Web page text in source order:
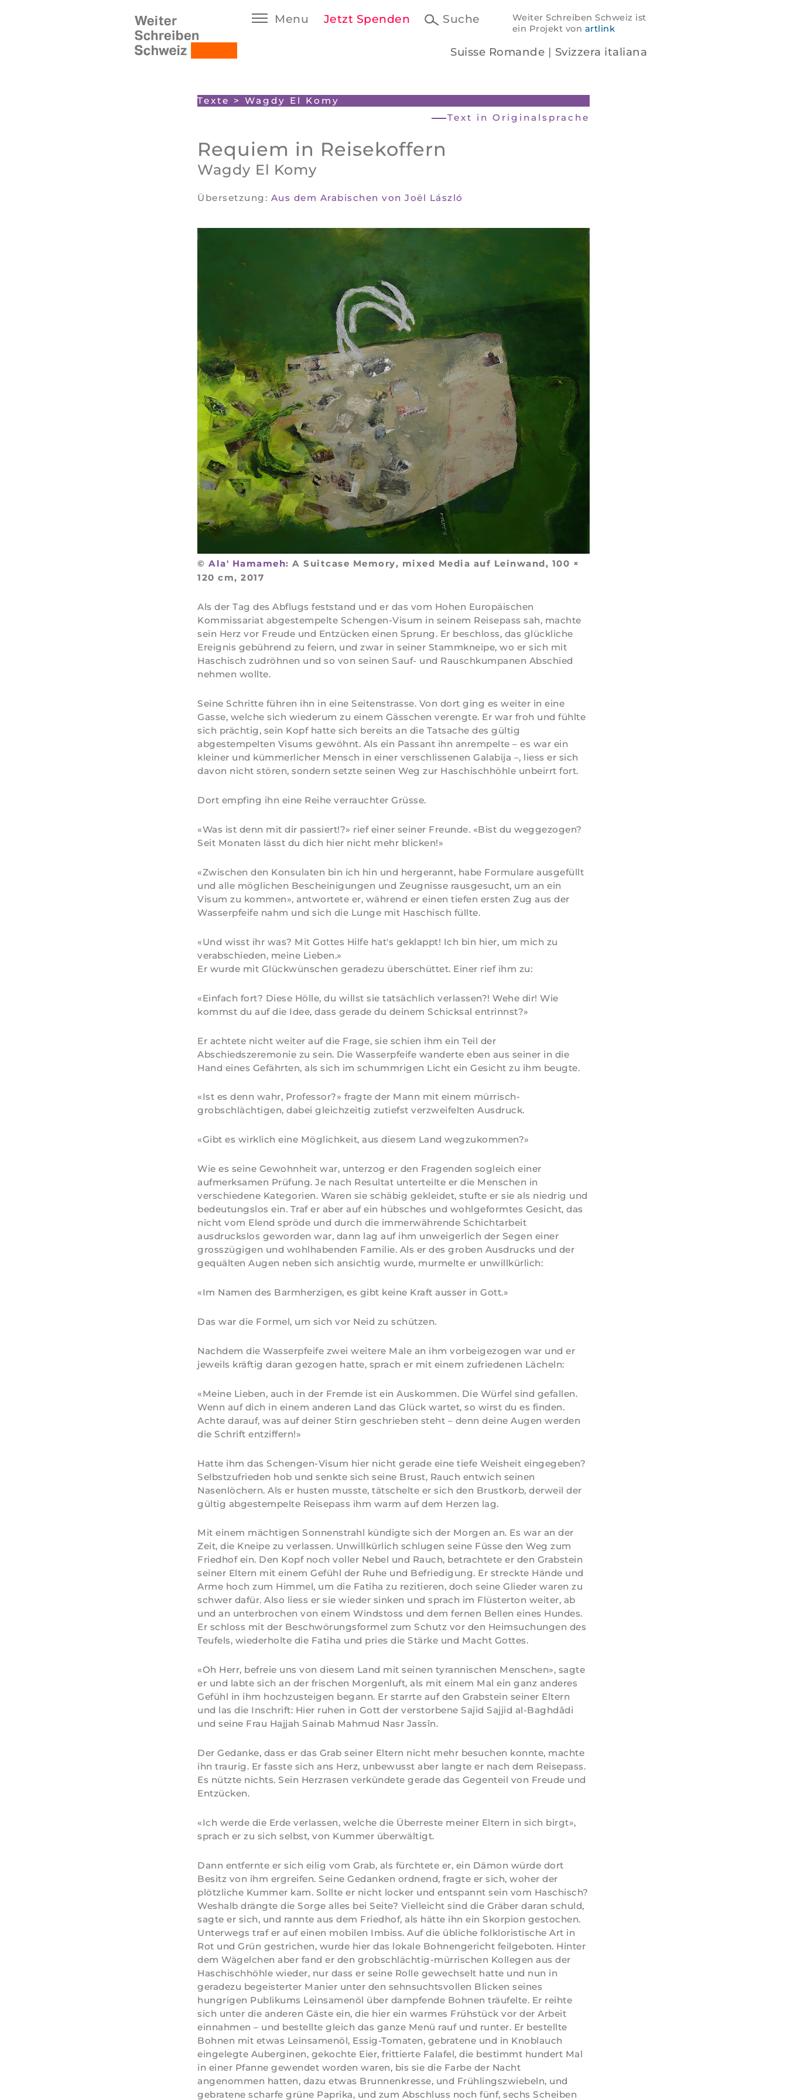
Menu Jetzt Spenden Suche
Weiter Schreiben Schweiz ist
ein Projekt von artlink
Suisse Romande | Svizzera italiana
Texte > Wagdy El Komy
Text in Originalsprache
Requiem in Reisekoffern
Wagdy El Komy
Übersetzung: Aus dem Arabischen von Joël László
© Ala' Hamameh: A Suitcase Memory, mixed Media auf Leinwand, 100 ×
120 cm, 2017
Als der Tag des Abflugs feststand und er das vom Hohen Europäischen
Kommissariat abgestempelte Schengen-Visum in seinem Reisepass sah, machte
sein Herz vor Freude und Entzücken einen Sprung. Er beschloss, das glückliche
Ereignis gebührend zu feiern, und zwar in seiner Stammkneipe, wo er sich mit
Haschisch zudröhnen und so von seinen Sauf- und Rauschkumpanen Abschied
nehmen wollte.
Seine Schritte führen ihn in eine Seitenstrasse. Von dort ging es weiter in eine
Gasse, welche sich wiederum zu einem Gässchen verengte. Er war froh und fühlte
sich prächtig, sein Kopf hatte sich bereits an die Tatsache des gültig
abgestempelten Visums gewöhnt. Als ein Passant ihn anrempelte – es war ein
kleiner und kümmerlicher Mensch in einer verschlissenen Galabija –, liess er sich
davon nicht stören, sondern setzte seinen Weg zur Haschischhöhle unbeirrt fort.
Dort empfing ihn eine Reihe verrauchter Grüsse.
«Was ist denn mit dir passiert!?» rief einer seiner Freunde. «Bist du weggezogen?
Seit Monaten lässt du dich hier nicht mehr blicken!»
«Zwischen den Konsulaten bin ich hin und hergerannt, habe Formulare ausgefüllt
und alle möglichen Bescheinigungen und Zeugnisse rausgesucht, um an ein
Visum zu kommen», antwortete er, während er einen tiefen ersten Zug aus der
Wasserpfeife nahm und sich die Lunge mit Haschisch füllte.
«Und wisst ihr was? Mit Gottes Hilfe hat's geklappt! Ich bin hier, um mich zu
verabschieden, meine Lieben.»
Er wurde mit Glückwünschen geradezu überschüttet. Einer rief ihm zu:
«Einfach fort? Diese Hölle, du willst sie tatsächlich verlassen?! Wehe dir! Wie
kommst du auf die Idee, dass gerade du deinem Schicksal entrinnst?»
Er achtete nicht weiter auf die Frage, sie schien ihm ein Teil der
Abschiedszeremonie zu sein. Die Wasserpfeife wanderte eben aus seiner in die
Hand eines Gefährten, als sich im schummrigen Licht ein Gesicht zu ihm beugte.
«Ist es denn wahr, Professor?» fragte der Mann mit einem mürrisch-
grobschlächtigen, dabei gleichzeitig zutiefst verzweifelten Ausdruck.
«Gibt es wirklich eine Möglichkeit, aus diesem Land wegzukommen?»
Wie es seine Gewohnheit war, unterzog er den Fragenden sogleich einer
aufmerksamen Prüfung. Je nach Resultat unterteilte er die Menschen in
verschiedene Kategorien. Waren sie schäbig gekleidet, stufte er sie als niedrig und
bedeutungslos ein. Traf er aber auf ein hübsches und wohlgeformtes Gesicht, das
nicht vom Elend spröde und durch die immerwährende Schichtarbeit
ausdruckslos geworden war, dann lag auf ihm unweigerlich der Segen einer
grosszügigen und wohlhabenden Familie. Als er des groben Ausdrucks und der
gequälten Augen neben sich ansichtig wurde, murmelte er unwillkürlich:
«Im Namen des Barmherzigen, es gibt keine Kraft ausser in Gott.»
Das war die Formel, um sich vor Neid zu schützen.
Nachdem die Wasserpfeife zwei weitere Male an ihm vorbeigezogen war und er
jeweils kräftig daran gezogen hatte, sprach er mit einem zufriedenen Lächeln:
«Meine Lieben, auch in der Fremde ist ein Auskommen. Die Würfel sind gefallen.
Wenn auf dich in einem anderen Land das Glück wartet, so wirst du es finden.
Achte darauf, was auf deiner Stirn geschrieben steht – denn deine Augen werden
die Schrift entziffern!»
Hatte ihm das Schengen-Visum hier nicht gerade eine tiefe Weisheit eingegeben?
Selbstzufrieden hob und senkte sich seine Brust, Rauch entwich seinen
Nasenlöchern. Als er husten musste, tätschelte er sich den Brustkorb, derweil der
gültig abgestempelte Reisepass ihm warm auf dem Herzen lag.
Mit einem mächtigen Sonnenstrahl kündigte sich der Morgen an. Es war an der
Zeit, die Kneipe zu verlassen. Unwillkürlich schlugen seine Füsse den Weg zum
Friedhof ein. Den Kopf noch voller Nebel und Rauch, betrachtete er den Grabstein
seiner Eltern mit einem Gefühl der Ruhe und Befriedigung. Er streckte Hände und
Arme hoch zum Himmel, um die Fatiha zu rezitieren, doch seine Glieder waren zu
schwer dafür. Also liess er sie wieder sinken und sprach im Flüsterton weiter, ab
und an unterbrochen von einem Windstoss und dem fernen Bellen eines Hundes.
Er schloss mit der Beschwörungsformel zum Schutz vor den Heimsuchungen des
Teufels, wiederholte die Fatiha und pries die Stärke und Macht Gottes.
«Oh Herr, befreie uns von diesem Land mit seinen tyrannischen Menschen», sagte
er und labte sich an der frischen Morgenluft, als mit einem Mal ein ganz anderes
Gefühl in ihm hochzusteigen begann. Er starrte auf den Grabstein seiner Eltern
und las die Inschrift: Hier ruhen in Gott der verstorbene Sajid Sajjid al-Baghdâdi
und seine Frau Hajjah Sainab Mahmud Nasr Jassîn.
Der Gedanke, dass er das Grab seiner Eltern nicht mehr besuchen konnte, machte
ihn traurig. Er fasste sich ans Herz, unbewusst aber langte er nach dem Reisepass.
Es nützte nichts. Sein Herzrasen verkündete gerade das Gegenteil von Freude und
Entzücken.
«Ich werde die Erde verlassen, welche die Überreste meiner Eltern in sich birgt»,
sprach er zu sich selbst, von Kummer überwältigt.
Dann entfernte er sich eilig vom Grab, als fürchtete er, ein Dämon würde dort
Besitz von ihm ergreifen. Seine Gedanken ordnend, fragte er sich, woher der
plötzliche Kummer kam. Sollte er nicht locker und entspannt sein vom Haschisch?
Weshalb drängte die Sorge alles bei Seite? Vielleicht sind die Gräber daran schuld,
sagte er sich, und rannte aus dem Friedhof, als hätte ihn ein Skorpion gestochen.
Unterwegs traf er auf einen mobilen Imbiss. Auf die übliche folkloristische Art in
Rot und Grün gestrichen, wurde hier das lokale Bohnengericht feilgeboten. Hinter
dem Wägelchen aber fand er den grobschlächtig-mürrischen Kollegen aus der
Haschischhöhle wieder, nur dass er seine Rolle gewechselt hatte und nun in
geradezu begeisterter Manier unter den sehnsuchtsvollen Blicken seines
hungrigen Publikums Leinsamenöl über dampfende Bohnen träufelte. Er reihte
sich unter die anderen Gäste ein, die hier ein warmes Frühstück vor der Arbeit
einnahmen – und bestellte gleich das ganze Menü rauf und runter. Er bestellte
Bohnen mit etwas Leinsamenöl, Essig-Tomaten, gebratene und in Knoblauch
eingelegte Auberginen, gekochte Eier, frittierte Falafel, die bestimmt hundert Mal
in einer Pfanne gewendet worden waren, bis sie die Farbe der Nacht
angenommen hatten, dazu etwas Brunnenkresse, und Frühlingszwiebeln, und
gebratene scharfe grüne Paprika, und zum Abschluss noch fünf, sechs Scheiben